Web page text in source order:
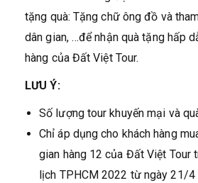
tặng quà: Tặng chữ ông đồ và
dân gian, …để nhận quà tặng hấp
hàng của Đất Việt Tour.
LƯU Ý:
Số lượng tour khuyến mại và
Chỉ áp dụng cho khách hàng
gian hàng 12 của Đất Việt Tour
lịch TPHCM 2022 từ ngày 21/